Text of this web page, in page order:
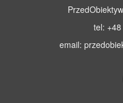
tel:
email: